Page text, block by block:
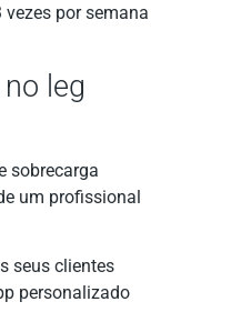
vezes por semana
leg
sobrecarga
um profissional
seus clientes
personalizado